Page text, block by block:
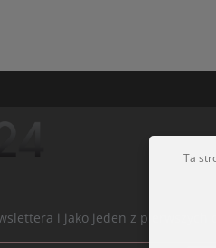
i jako jeden z
Ta